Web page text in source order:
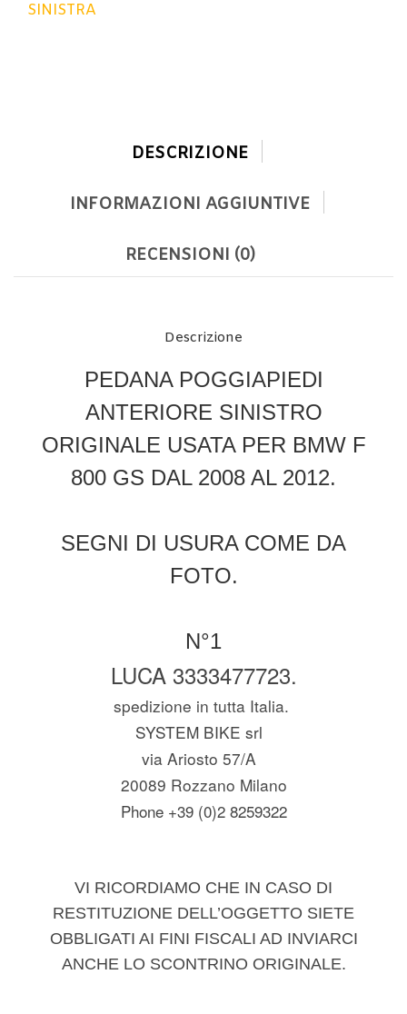
SINISTRA
DESCRIZIONE
INFORMAZIONI AGGIUNTIVE
RECENSIONI (0)
Descrizione
PEDANA POGGIAPIEDI
ANTERIORE SINISTRO
ORIGINALE USATA PER BMW F
800 GS DAL 2008 AL 2012.
SEGNI DI USURA COME DA
FOTO.
N°1
LUCA 3333477723.
spedizione in tutta Italia.
SYSTEM BIKE srl
via Ariosto 57/A
20089 Rozzano Milano
Phone +39 (0)2 8259322
VI RICORDIAMO CHE IN CASO DI
RESTITUZIONE DELL’OGGETTO SIETE
OBBLIGATI AI FINI FISCALI AD INVIARCI
ANCHE LO SCONTRINO ORIGINALE.